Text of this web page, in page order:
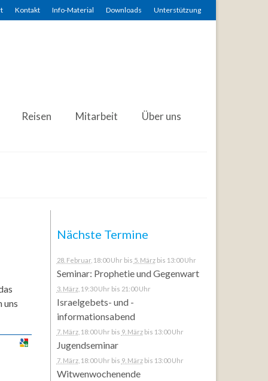
Kontakt Info-Material Downloads Unterstützung
Reisen Mitarbeit Über uns
uns
Nächste Termine
28. Februar, 18:00 Uhr bis 5. Märzbis 13:00 Uhr
Seminar: Prophetie und Gegenwart
3. März, 19:30 Uhr bis 21:00 Uhr
Israelgebets- und -
informationsabend
7. März, 18:00 Uhr bis 9. Märzbis 13:00 Uhr
Jugendseminar
7. März, 18:00 Uhr bis 9. Märzbis 13:00 Uhr
Witwenwochenende